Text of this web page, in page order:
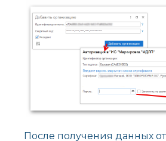
После получения данных